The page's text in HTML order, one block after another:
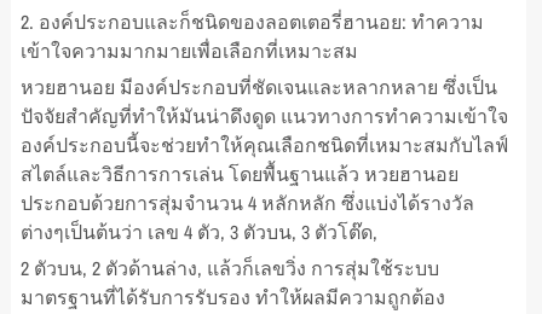
2. องค์ประกอบและก็ชนิดของลอตเตอรี่ฮานอย: ทำความ
เข้าใจความมากมายเพื่อเลือกที่เหมาะสม
หวยฮานอย มีองค์ประกอบที่ชัดเจนและหลากหลาย ซึ่งเป็น
ปัจจัยสำคัญที่ทำให้มันน่าดึงดูด แนวทางการทำความเข้าใจ
องค์ประกอบนี้จะช่วยทำให้คุณเลือกชนิดที่เหมาะสมกับไลฟ์
สไตล์และวิธีการการเล่น โดยพื้นฐานแล้ว หวยฮานอย
ประกอบด้วยการสุ่มจำนวน 4 หลักหลัก ซึ่งแบ่งได้รางวัล
ต่างๆเป็นต้นว่า เลข 4 ตัว, 3 ตัวบน, 3 ตัวโต๊ด,
2 ตัวบน, 2 ตัวด้านล่าง, แล้วก็เลขวิ่ง การสุ่มใช้ระบบ
มาตรฐานที่ได้รับการรับรอง ทำให้ผลมีความถูกต้อง